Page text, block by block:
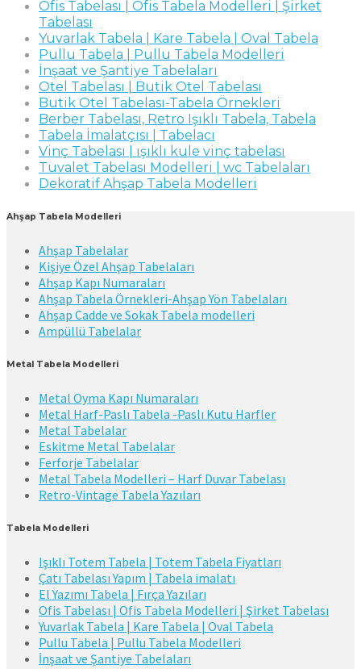
Ofis Tabelası | Ofis Tabela Modelleri | Şirket
Tabelası
Yuvarlak Tabela | Kare Tabela | Oval Tabela
Pullu Tabela | Pullu Tabela Modelleri
İnşaat ve Şantiye Tabelaları
Otel Tabelası | Butik Otel Tabelası
Butik Otel Tabelası-Tabela Örnekleri
Berber Tabelası, Retro Işıklı Tabela, Tabela
Tabela İmalatçısı | Tabelacı
Vinç Tabelası | ışıklı kule vinç tabelası
Tuvalet Tabelası Modelleri | wc Tabelaları
Dekoratif Ahşap Tabela Modelleri
Ahşap Tabela Modelleri
Ahşap Tabelalar
Kişiye Özel Ahşap Tabelaları
Ahşap Kapı Numaraları
Ahşap Tabela Örnekleri-Ahşap Yön Tabelaları
Ahşap Cadde ve Sokak Tabela modelleri
Ampüllü Tabelalar
Metal Tabela Modelleri
Metal Oyma Kapı Numaraları
Metal Harf-Paslı Tabela -Paslı Kutu Harfler
Metal Tabelalar
Eskitme Metal Tabelalar
Ferforje Tabelalar
Metal Tabela Modelleri – Harf Duvar Tabelası
Retro-Vintage Tabela Yazıları
Tabela Modelleri
Işıklı Totem Tabela | Totem Tabela Fiyatları
Çatı Tabelası Yapım | Tabela imalatı
El Yazımı Tabela | Fırça Yazıları
Ofis Tabelası | Ofis Tabela Modelleri | Şirket Tabelası
Yuvarlak Tabela | Kare Tabela | Oval Tabela
Pullu Tabela | Pullu Tabela Modelleri
İnşaat ve Şantiye Tabelaları